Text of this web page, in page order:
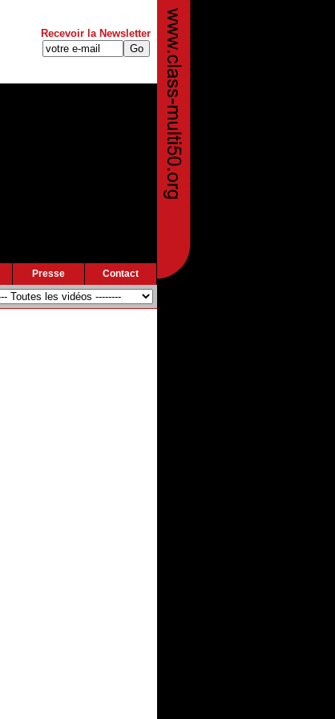
Recevoir la Newsletter
Presse Contact